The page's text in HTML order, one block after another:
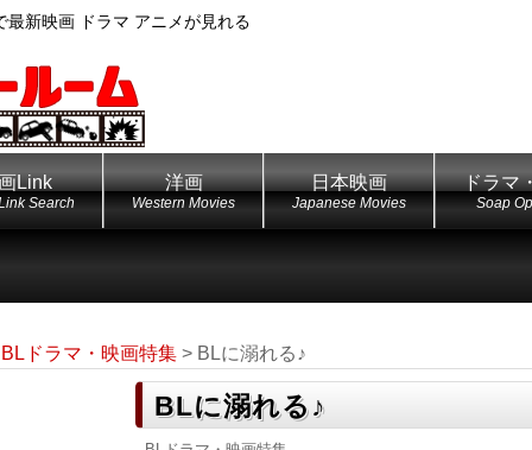
新映画 ドラマ アニメが見れる
Link
Search
洋画
Western Movies
日本映画
Japanese Movies
ドラマ
Soap
BLドラマ・映画特集 > BLに溺れる♪
BLに溺れる♪